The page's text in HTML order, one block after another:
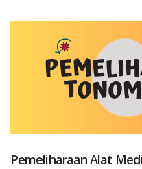
Pemeliharaan Alat